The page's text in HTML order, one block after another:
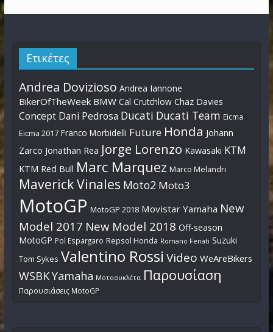
Ετικέτες
Andrea Dovizioso Andrea Iannone
BikerOfTheWeek BMW Cal Crutchlow Chaz Davies
Concept Dani Pedrosa Ducati Ducati Team Eicma
Eicma 2017 Franco Morbidelli Future Honda Johann
Zarco Jonathan Rea Jorge Lorenzo Kawasaki KTM
KTM Red Bull Marc Marquez Marco Melandri
Maverick Vinales Moto2 Moto3
MotoGP MotoGP 2018 Movistar Yamaha New
Model 2017 New Model 2018 Off-season
MotoGP Pol Espargaro Repsol Honda Romano Fenati Suzuki
Tom Sykes Valentino Rossi Video WeAreBikers
WSBKYamaha Μοτοσυκλέτα Παρουσίαση
Παρουσιάσεις MotoGP